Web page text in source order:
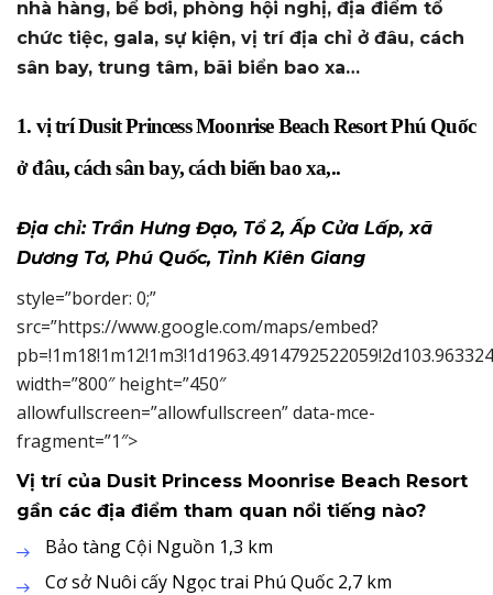
nhà hàng, bể bơi, phòng hội nghị, địa điểm tổ
chức tiệc, gala, sự kiện, vị trí địa chỉ ở đâu, cách
sân bay, trung tâm, bãi biển bao xa…
1. vị trí Dusit Princess Moonrise Beach Resort Phú Quốc
ở đâu, cách sân bay, cách biển bao xa,..
Địa chỉ: Trần Hưng Đạo, Tổ 2, Ấp Cửa Lấp, xã
Dương Tơ, Phú Quốc, Tỉnh Kiên Giang
style=”border: 0;”
src=”https://www.google.com/maps/embed?
width=”800″ height=”450″
allowfullscreen=”allowfullscreen” data-mce-
fragment=”1″>
Vị trí của Dusit Princess Moonrise Beach Resort
gần các địa điểm tham quan nổi tiếng nào?
Bảo tàng Cội Nguồn 1,3 km
Cơ sở Nuôi cấy Ngọc trai Phú Quốc 2,7 km